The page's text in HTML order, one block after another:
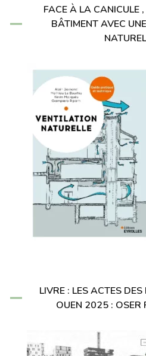
FACE À LA CANICULE
BÂTIMENT AVEC
LIVRE : LES ACTES
OUEN 2025 : OSER